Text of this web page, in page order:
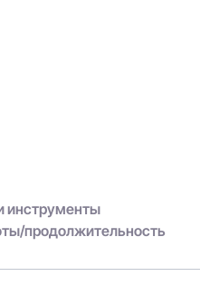
инструменты
продолжительность